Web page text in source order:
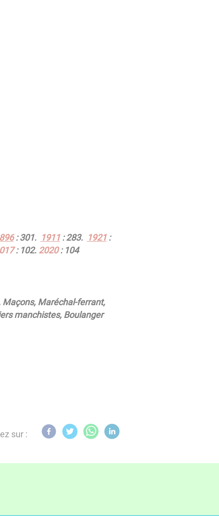
: 301. 1911: 283. 1921:
: 102. 2020: 104
Maréchal-ferrant,
manchistes, Boulanger
sur :